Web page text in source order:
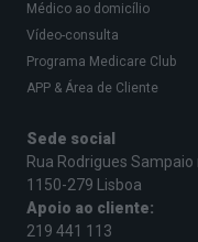
Médico ao domicílio
Vídeo-consulta
Programa Medicare Club
APP & Área de Cliente
Sede social
Rua Rodrigues Sampaio
1150-279 Lisboa
Apoio ao cliente:
219 441 113